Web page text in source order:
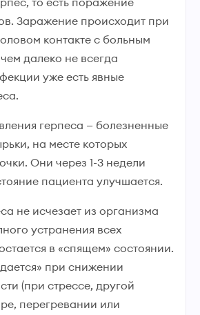
Заражение происходит при
контакте с больным
далеко не всегда
уже есть явные
герпеса — болезненные
на месте которых
Они через 1-3 недели
пациента улучшается.
не исчезает из организма
устранения всех
в «спящем» состоянии.
при снижении
(при стрессе, другой
перегревании или